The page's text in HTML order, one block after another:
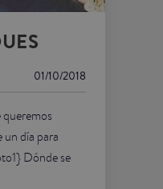
01/10/2018
un día para
Dónde se